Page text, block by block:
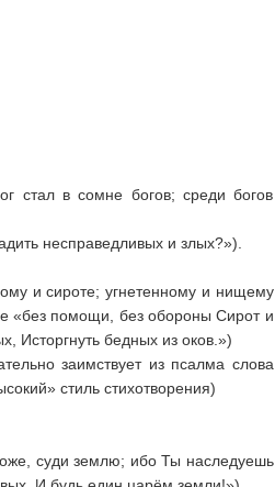
стал в сомне богов; среди богов
несправедливых и злых?»).
и сироте; угнетенному и нищему
«без помощи, без обороны Сирот и
Исторгнуть бедных из оков.»)
заимствует из псалма слова
стиль стихотворения)
суди землю; ибо Ты наследуешь